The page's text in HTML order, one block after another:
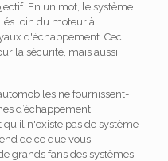
En un mot, le système
loin du moteur à
d'échappement. Ceci
la sécurité, mais aussi
ne fournissent-
d’échappement
n'existe pas de système
de ce que vous
grands fans des systèmes